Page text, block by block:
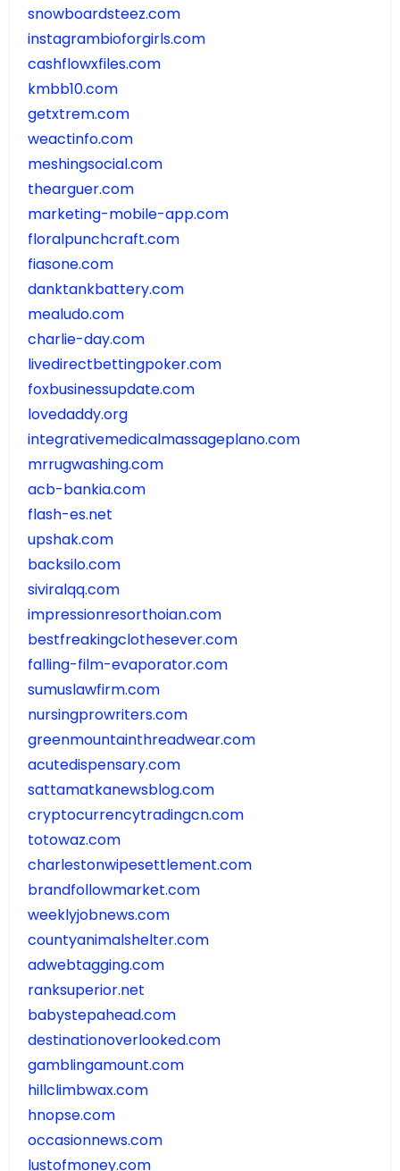
snowboardsteez.com
instagrambioforgirls.com
cashflowxfiles.com
kmbb10.com
getxtrem.com
weactinfo.com
meshingsocial.com
thearguer.com
marketing-mobile-app.com
floralpunchcraft.com
fiasone.com
danktankbattery.com
mealudo.com
charlie-day.com
livedirectbettingpoker.com
foxbusinessupdate.com
lovedaddy.org
integrativemedicalmassageplano.com
mrrugwashing.com
acb-bankia.com
flash-es.net
upshak.com
backsilo.com
siviralqq.com
impressionresorthoian.com
bestfreakingclothesever.com
falling-film-evaporator.com
sumuslawfirm.com
nursingprowriters.com
greenmountainthreadwear.com
acutedispensary.com
sattamatkanewsblog.com
cryptocurrencytradingcn.com
totowaz.com
charlestonwipesettlement.com
brandfollowmarket.com
weeklyjobnews.com
countyanimalshelter.com
adwebtagging.com
ranksuperior.net
babystepahead.com
destinationoverlooked.com
gamblingamount.com
hillclimbwax.com
hnopse.com
occasionnews.com
lustofmoney.com